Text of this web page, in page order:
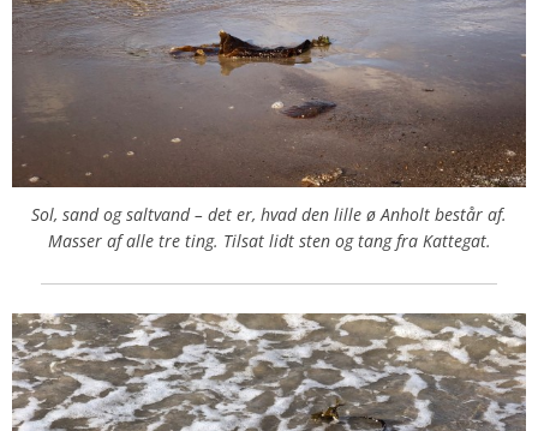
Sol, sand og saltvand – det er, hvad den lille ø Anholt består af.
Masser af alle tre ting. Tilsat lidt sten og tang fra Kattegat.